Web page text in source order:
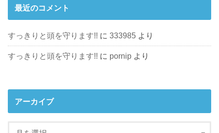
最近のコメント
すっきりと頭を守ります!! に333985 より
すっきりと頭を守ります!! に pornip より
アーカイブ